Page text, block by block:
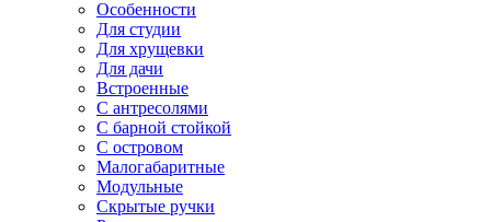
Особенности
Для студии
Для хрущевки
Для дачи
Встроенные
С антресолями
С барной стойкой
С островом
Малогабаритные
Модульные
Скрытые ручки